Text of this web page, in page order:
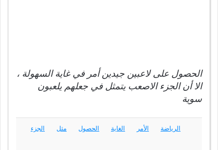
الحصول على لاعبين جيدين أمر في غاية السهولة ،
الا أن الجزء الاصعب يتمثل في جعلهم يلعبون
سوية
الرياضة الأمر الغاية الحصول مثل الجزء